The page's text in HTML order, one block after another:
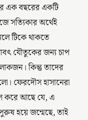
এক বছরের একটি
সত্যিকার অর্থেই
টিকে থাকতে
যৌতুকের জন্য চাপ
কিন্তু তাদের
ফেরদৌস হাসানেরা
করে আছে যে, এ
হয়ে জন্মেছে, তাই